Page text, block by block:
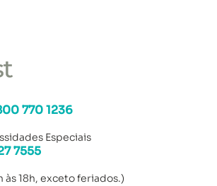
770 1236
Especiais
7555
18h, exceto feriados.)